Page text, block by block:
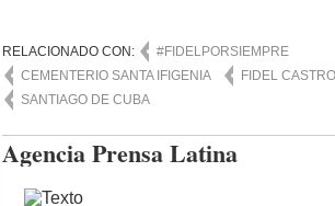
RELACIONADO CON:
#FIDELPORSIEMPRE
CEMENTERIO SANTA IFIGENIA
FIDEL CASTRO
SANTIAGO DE CUBA
Agencia Prensa Latina